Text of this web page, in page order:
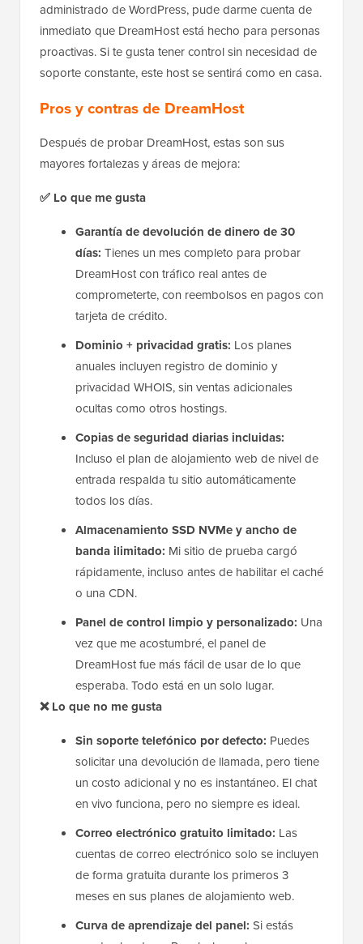
administrado de WordPress, pude darme cuenta de
inmediato que DreamHost está hecho para personas
proactivas. Si te gusta tener control sin necesidad de
soporte constante, este host se sentirá como en casa.
Pros y contras de DreamHost
Después de probar DreamHost, estas son sus
mayores fortalezas y áreas de mejora:
✅ Lo que me gusta
Garantía de devolución de dinero de 30
días: Tienes un mes completo para probar
DreamHost con tráfico real antes de
comprometerte, con reembolsos en pagos con
tarjeta de crédito.
Dominio + privacidad gratis: Los planes
anuales incluyen registro de dominio y
privacidad WHOIS, sin ventas adicionales
ocultas como otros hostings.
Copias de seguridad diarias incluidas:
Incluso el plan de alojamiento web de nivel de
entrada respalda tu sitio automáticamente
todos los días.
Almacenamiento SSD NVMe y ancho de
banda ilimitado: Mi sitio de prueba cargó
rápidamente, incluso antes de habilitar el caché
o una CDN.
Panel de control limpio y personalizado: Una
vez que me acostumbré, el panel de
DreamHost fue más fácil de usar de lo que
esperaba. Todo está en un solo lugar.
❌ Lo que no me gusta
Sin soporte telefónico por defecto: Puedes
solicitar una devolución de llamada, pero tiene
un costo adicional y no es instantáneo. El chat
en vivo funciona, pero no siempre es ideal.
Correo electrónico gratuito limitado: Las
cuentas de correo electrónico solo se incluyen
de forma gratuita durante los primeros 3
meses en sus planes de alojamiento web.
Curva de aprendizaje del panel: Si estás